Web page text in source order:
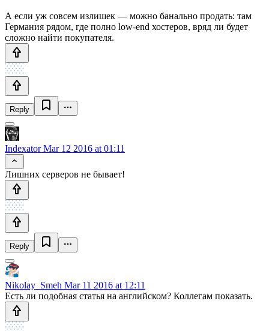
А если уж совсем излишек — можно банально продать: там
Германия рядом, где полно low-end хостеров, вряд ли будет
сложно найти покупателя.
Reply
IndexatorMar 12 2016 at 01:11
Лишних серверов не бывает!
Reply
Nikolay_Smeh Mar 11 2016 at 12:11
Есть ли подобная статья на английском? Коллегам показать.